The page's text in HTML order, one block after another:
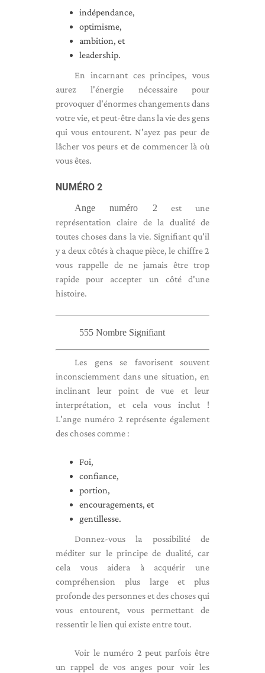
indépendance,
optimisme,
ambition, et
leadership.
En incarnant ces principes, vous
aurez l'énergie nécessaire pour
provoquer d'énormes changements dans
votre vie, et peut-être dans la vie des gens
qui vous entourent. N'ayez pas peur de
lâcher vos peurs et de commencer là où
vous êtes.
NUMÉRO 2
Ange numéro 2 est une
représentation claire de la dualité de
toutes choses dans la vie. Signifiant qu'il
y a deux côtés à chaque pièce, le chiffre 2
vous rappelle de ne jamais être trop
rapide pour accepter un côté d'une
histoire.
555 Nombre Signifiant
Les gens se favorisent souvent
inconsciemment dans une situation, en
inclinant leur point de vue et leur
interprétation, et cela vous inclut !
L'ange numéro 2 représente également
des choses comme :
Foi,
confiance,
portion,
encouragements, et
gentillesse.
Donnez-vous la possibilité de
méditer sur le principe de dualité, car
cela vous aidera à acquérir une
compréhension plus large et plus
profonde des personnes et des choses qui
vous entourent, vous permettant de
ressentir le lien qui existe entre tout.
Voir le numéro 2 peut parfois être
un rappel de vos anges pour voir les